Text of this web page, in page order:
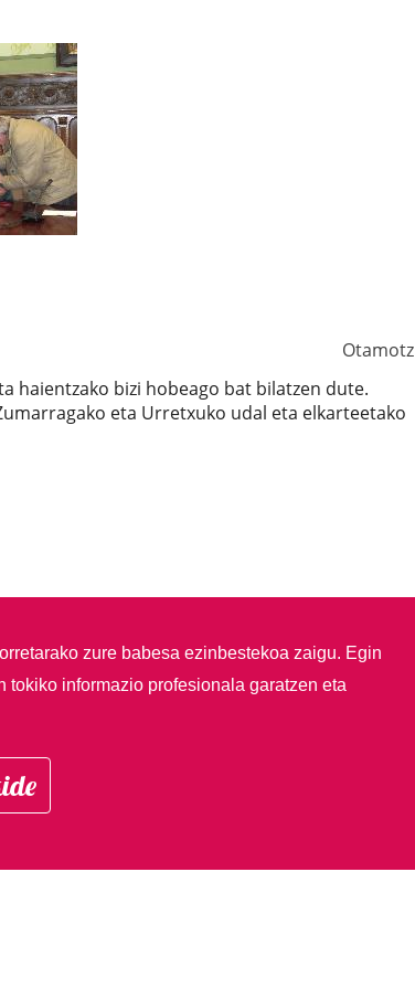
Otamotz
haientzako bizi hobeago bat bilatzen dute.
eta Urretxuko udal eta elkarteetako
zure babesa ezinbestekoa zaigu. Egin
informazio profesionala garatzen eta